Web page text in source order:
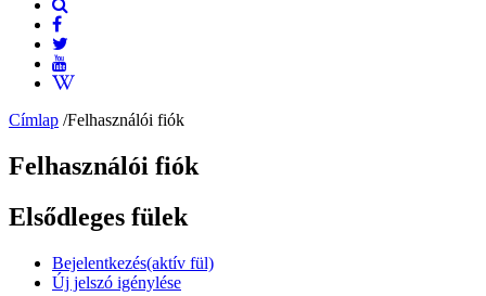
Címlap /Felhasználói fiók
Felhasználói fiók
Elsődleges fülek
Bejelentkezés(aktív fül)
Új jelszó igénylése